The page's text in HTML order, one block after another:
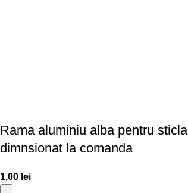
Rama aluminiu alba pentru sticla
dimnsionat la comanda
1,00 lei